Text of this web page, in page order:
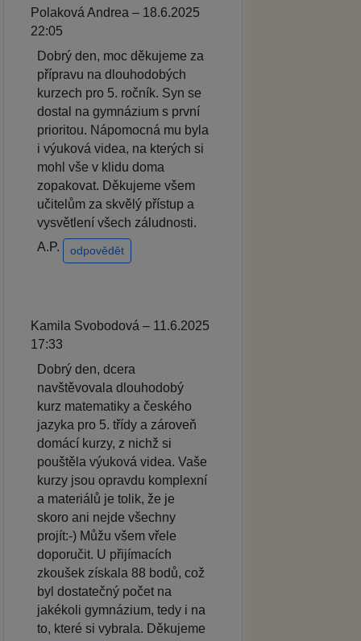
Polaková Andrea – 18.6.2025
22:05
Dobrý den, moc děkujeme za
přípravu na dlouhodobých
kurzech pro 5. ročník. Syn se
dostal na gymnázium s první
prioritou. Nápomocná mu byla
i výuková videa, na kterých si
mohl vše v klidu doma
zopakovat. Děkujeme všem
učitelům za skvělý přístup a
vysvětlení všech záludnosti.
A.P.
odpovědět
Kamila Svobodová – 11.6.2025
17:33
Dobrý den, dcera
navštěvovala dlouhodobý
kurz matematiky a českého
jazyka pro 5. třídy a zároveň
domácí kurzy, z nichž si
pouštěla výuková videa. Vaše
kurzy jsou opravdu komplexní
a materiálů je tolik, že je
skoro ani nejde všechny
projít:-) Můžu všem vřele
doporučit. U přijímacích
zkoušek získala 88 bodů, což
byl dostatečný počet na
jakékoli gymnázium, tedy i na
to, které si vybrala. Děkujeme